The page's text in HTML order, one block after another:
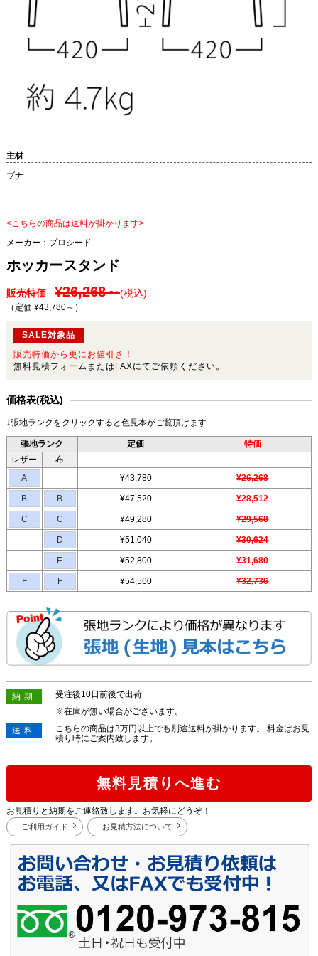
主材
ブナ
<こちらの商品は送料が掛かります>
メーカー： プロシード
ホッカースタンド
販売特価 ¥26,268～(税込)
（定価 ¥43,780～ ）
SALE対象品
販売特価から更にお値引き！
無料見積フォームまたはFAXにてご依頼ください。
価格表(税込)
↓張地ランクをクリックすると色見本がご覧頂けます
張地ランク 定価
特価
レザー
布
A
¥43,780 ¥26,268
B B ¥47,520 ¥28,512
C C ¥49,280 ¥29,568
D ¥51,040 ¥30,624
E ¥52,800 ¥31,680
F F ¥54,560 ¥32,736
納期
受注後10日前後で出荷
※在庫が無い場合がございます。
送料
こちらの商品は3万円以上でも別途送料が掛かります。 料金はお見
積り時にご案内致します。
無料見積りへ進む
お見積りと納期をご連絡致します。お気軽にどうぞ！
ご利用ガイド お見積方法について